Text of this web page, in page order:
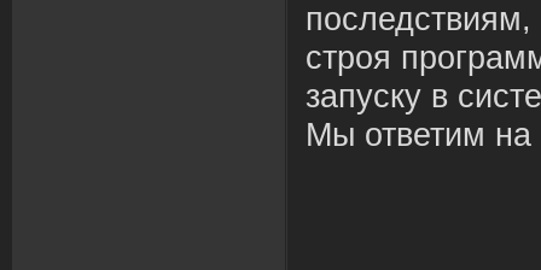
строя
запуску в
Мы ответим на